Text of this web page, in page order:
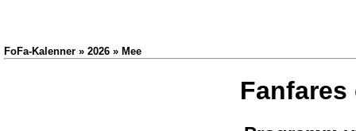
FoFa-Kalenner » 2026 » Mee